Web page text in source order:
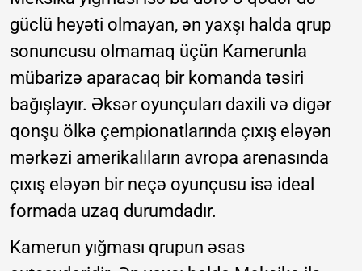
güclü heyəti olmayan, ən yaxşı halda qrup
sonuncusu olmamaq üçün Kamerunla
mübarizə aparacaq bir komanda təsiri
bağışlayır. Əksər oyunçuları daxili və digər
qonşu ölkə çempionatlarında çıxış eləyən
mərkəzi amerikalıların avropa arenasında
çıxış eləyən bir neçə oyunçusu isə ideal
formada uzaq durumdadır.
Kamerun yığması qrupun əsas